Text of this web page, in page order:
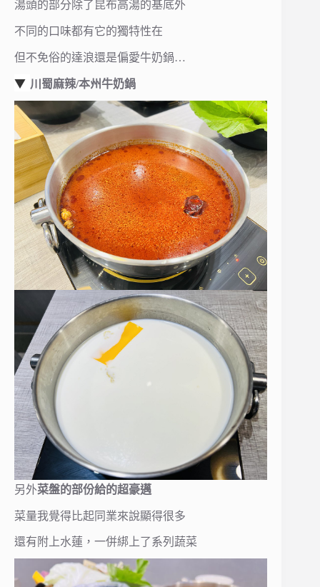
湯頭的部分除了昆布高湯的基底外
不同的口味都有它的獨特性在
但不免俗的達浪還是偏愛牛奶鍋…
▼ 川蜀麻辣/本州牛奶鍋
另外菜盤的部份給的超豪邁
菜量我覺得比起同業來說顯得很多
還有附上水蓮，一併綁上了系列蔬菜